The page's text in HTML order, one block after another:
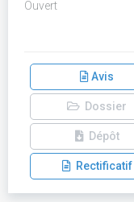
Ouvert
Avis
Dossier
Dépôt
Rectificatif